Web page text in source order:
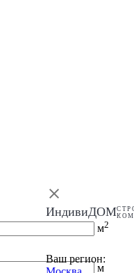
ИндивиДОМ
Ваш регион:
м2
м